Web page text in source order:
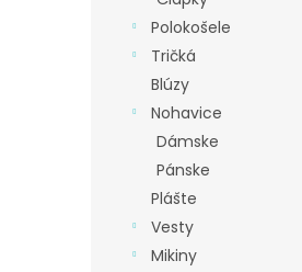
Polokošele
Tričká
Blúzy
Nohavice
Dámske
Pánske
Plášte
Vesty
Mikiny